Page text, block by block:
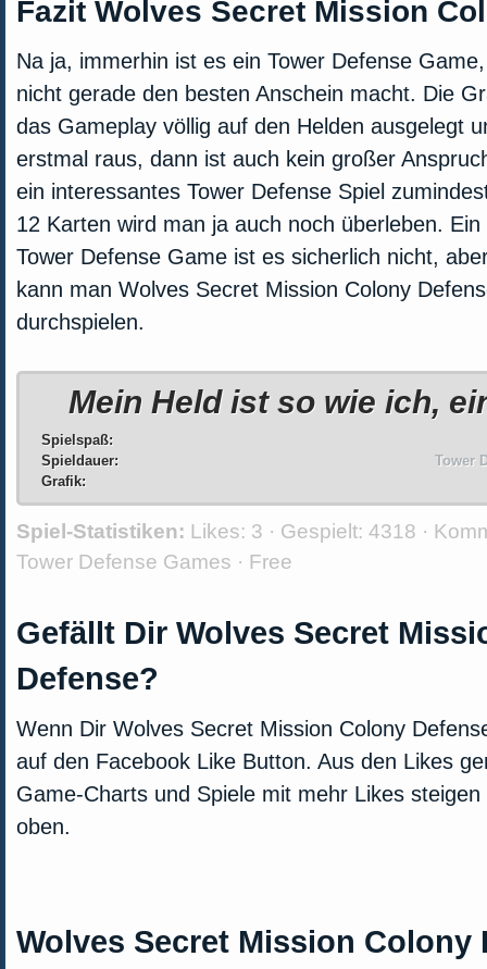
Fazit Wolves Secret Mission
Na ja, immerhin ist es ein Tower Defense
nicht gerade den besten Anschein macht. Die
das Gameplay völlig auf den Helden ausgelegt
erstmal raus, dann ist auch kein großer
ein interessantes Tower Defense Spiel
12 Karten wird man ja auch noch überleben.
Tower Defense Game ist es sicherlich nicht,
kann man Wolves Secret Mission Colony
durchspielen.
Mein Held ist so wie ich,
Tower
Spielspaß:
Spieldauer:
Grafik:
Spiel-Statistiken: Likes: 3 · Gespielt: 4318 ·
Tower Defense Games · Free
Gefällt Dir Wolves Secret
Defense?
Wenn Dir Wolves Secret Mission Colony
auf den Facebook Like Button. Aus den Likes
Game-Charts und Spiele mit mehr Likes
oben.
Wolves Secret Mission Colony